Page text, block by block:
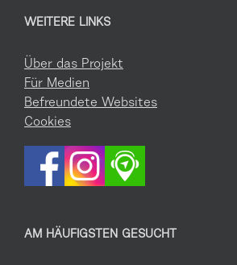
WEITERE LINKS
Über das Projekt
Für Medien
Befreundete Websites
Cookies
AM HÄUFIGSTEN GESUCHT